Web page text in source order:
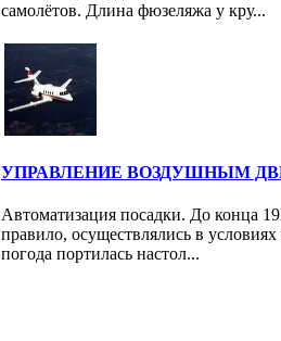
самолётов. Длина фюзеляжа у кру...
УПРАВЛЕНИЕ ВОЗДУШНЫМ
Автоматизация посадки. До конца
правило, осуществлялись в
погода портилась настол...